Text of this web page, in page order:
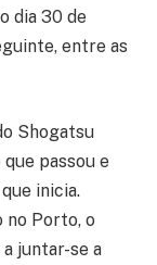
dia 30 de
entre as
Shogatsu
passou e
inicia.
no Porto, o
juntar-se a